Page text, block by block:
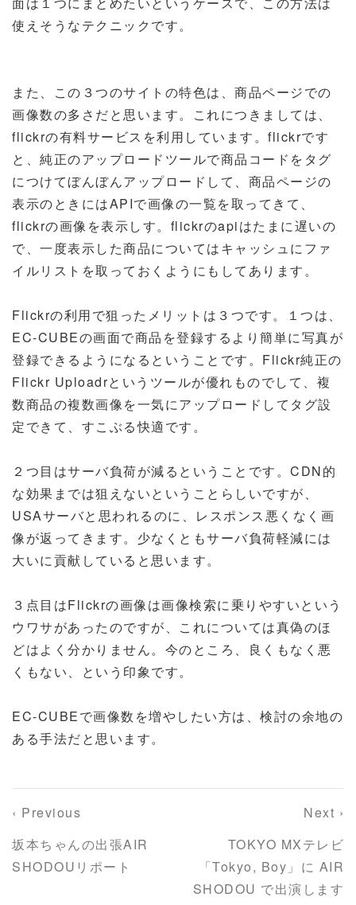
使えそうなテクニックです。
また、この３つのサイトの特色は、商品ページでの
画像数の多さだと思います。これにつきましては、
flickrの有料サービスを利用しています。flickrです
と、純正のアップロードツールで商品コードをタグ
につけてぼんぼんアップロードして、商品ページの
表示のときにはAPIで画像の一覧を取ってきて、
flickrの画像を表示しす。flickrのapiはたまに遅いの
で、一度表示した商品についてはキャッシュにファ
イルリストを取っておくようにもしてあります。
Flickrの利用で狙ったメリットは３つです。１つは、
EC-CUBEの画面で商品を登録するより簡単に写真が
登録できるようになるということです。Flickr純正の
Flickr Uploadrというツールが優れものでして、複
数商品の複数画像を一気にアップロードしてタグ設
定できて、すこぶる快適です。
２つ目はサーバ負荷が減るということです。CDN的
な効果までは狙えないということらしいですが、
USAサーバと思われるのに、レスポンス悪くなく画
像が返ってきます。少なくともサーバ負荷軽減には
大いに貢献していると思います。
３点目はFlickrの画像は画像検索に乗りやすいという
ウワサがあったのですが、これについては真偽のほ
どはよく分かりません。今のところ、良くもなく悪
くもない、という印象です。
EC-CUBEで画像数を増やしたい方は、検討の余地の
ある手法だと思います。
‹ Previous
坂本ちゃんの出張AIR
SHODOUリポート
Next ›
TOKYO MXテレビ
「Tokyo, Boy」に AIR
SHODOU で出演します